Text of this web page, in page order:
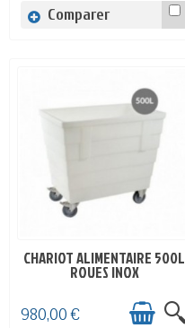
Comparer
EN STOCK
CHARIOT ALIMENTAIRE 500L
ROUES INOX
980,00 €